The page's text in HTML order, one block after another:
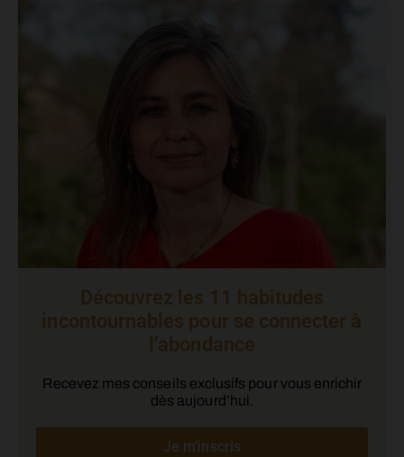
Découvrez les 11 habitudes
incontournables pour se connecter à
l’abondance
Recevez mes conseils exclusifs pour vous enrichir
dès aujourd’hui.
Je m’inscris